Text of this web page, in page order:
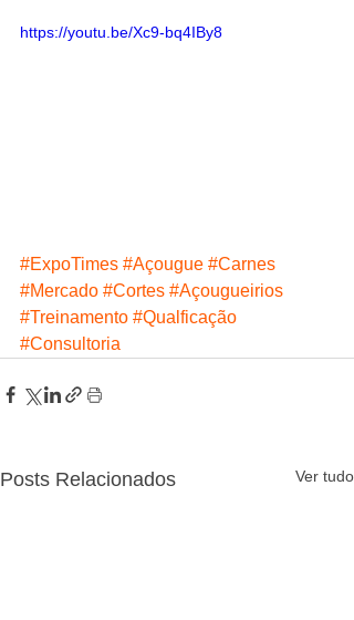
https://youtu.be/Xc9-bq4IBy8
#ExpoTimes #Açougue #Carnes
#Mercado #Cortes #Açougueirios
#Treinamento #Qualficação
#Consultoria
Posts Relacionados Ver tudo